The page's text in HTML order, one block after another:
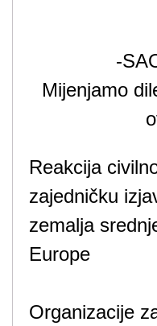
-
Mijenjamo
Reakcija
zajedničku
zemalja
Europe
Organizacije